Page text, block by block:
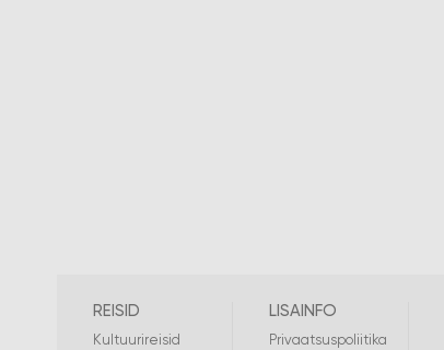
REISID
Kultuurireisid
LISAINFO
Privaatsuspoliitika